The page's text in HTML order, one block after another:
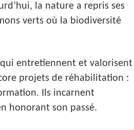
la nature a repris ses
verts où la biodiversité
qui entretiennent et valorisent
projets de réhabilitation :
Ils incarnent
honorant son passé.